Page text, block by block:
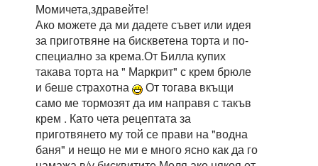
Момичета,здравейте!
Ако можете да ми дадете съвет или идея
за приготвяне на бискветена торта и по-
специално за крема.От Билла купих
такава торта на " Маркрит" с крем брюле
и беше страхотна
От тогава вкъщи
само ме тормозят да им направя с такъв
крем . Като чета рецептата за
приготвянето му той се прави на "водна
баня" и нещо не ми е много ясно как да го